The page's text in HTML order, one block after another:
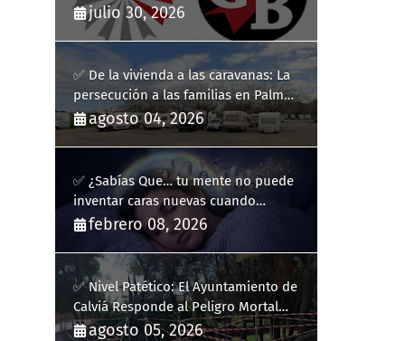
Comunicación Digitales
julio 30, 2026
✅ De la vivienda a las caravanas: La
persecución a las familias en Palma
y la complicidad de un fracaso
heredado
agosto 04, 2026
✅ ¿Sabías Que… tu mente no puede
inventar caras nuevas cuando
sueñas?
febrero 08, 2026
✅ Nivel Patético: El Ayuntamiento de
Calviá Responde al Peligro Mortal
con "Plastiquitos"
agosto 05, 2026